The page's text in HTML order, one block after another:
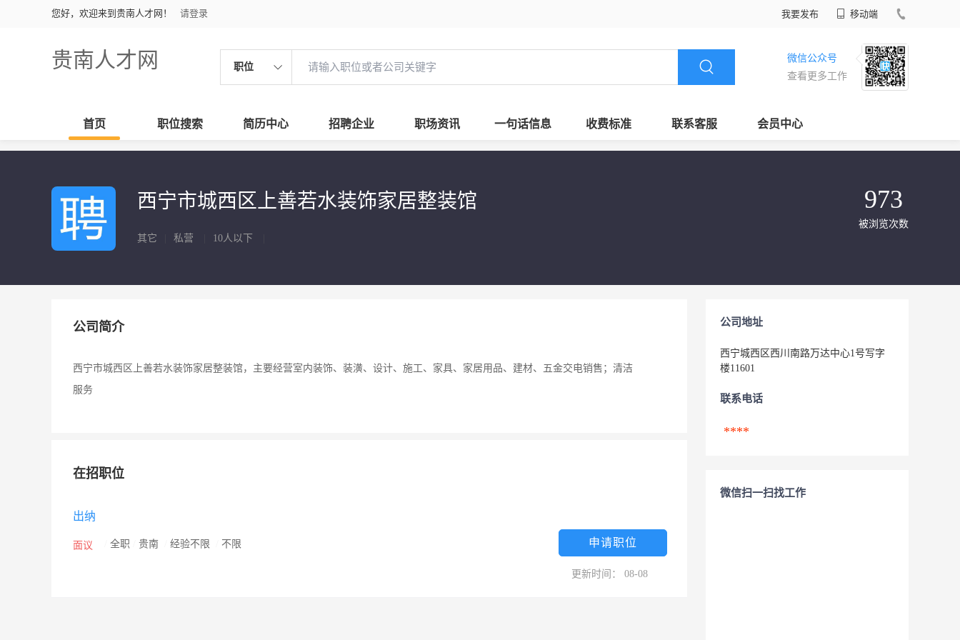
您好，欢迎来到贵南人才网！ 请登录 我要发布 移动端
贵南人才网 职位
微信公众号
查看更多工作
首页 职位搜索 简历中心 招聘企业 职场资讯 一句话信息 收费标准 联系客服 会员中心
西宁市城西区上善若水装饰家居整装馆
其它 私营 10人以下
973
被浏览次数
公司简介
西宁市城西区上善若水装饰家居整装馆，主要经营室内装饰、装潢、设计、施工、家具、家居用品、建材、五金交电销售；清洁
服务
在招职位
出纳
面议 全职 贵南 经验不限 不限 申请职位
更新时间： 08-08
公司地址
西宁城西区西川南路万达中心1号写字
楼11601
联系电话
****
微信扫一扫找工作